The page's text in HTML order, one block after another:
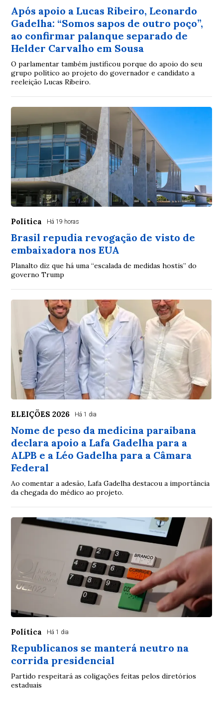
Após apoio a Lucas Ribeiro, Leonardo
Gadelha: “Somos sapos de outro poço”,
ao confirmar palanque separado de
Helder Carvalho em Sousa
O parlamentar também justificou porque do apoio do seu
grupo político ao projeto do governador e candidato a
reeleição Lucas Ribeiro.
Política Há 19 horas
Brasil repudia revogação de visto de
embaixadora nos EUA
Planalto diz que há uma “escalada de medidas hostis” do
governo Trump
ELEIÇÕES 2026 Há 1 dia
Nome de peso da medicina paraibana
declara apoio a Lafa Gadelha para a
ALPB e a Léo Gadelha para a Câmara
Federal
Ao comentar a adesão, Lafa Gadelha destacou a importância
da chegada do médico ao projeto.
Política Há 1 dia
Republicanos se manterá neutro na
corrida presidencial
Partido respeitará as coligações feitas pelos diretórios
estaduais